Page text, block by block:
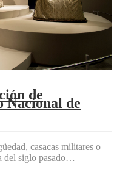
de
Nacional de
casacas militares o
del siglo pasado…